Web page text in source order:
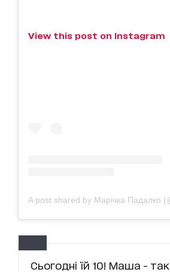
View this post on Instagram
Сьогодні їй 10! Маша -